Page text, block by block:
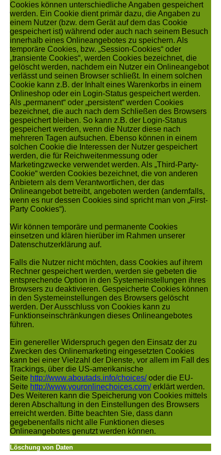
Cookies können unterschiedliche Angaben gespeichert
werden. Ein Cookie dient primär dazu, die Angaben zu
einem Nutzer (bzw. dem Gerät auf dem das Cookie
gespeichert ist) während oder auch nach seinem Besuch
innerhalb eines Onlineangebotes zu speichern. Als
temporäre Cookies, bzw. „Session-Cookies“ oder
„transiente Cookies“, werden Cookies bezeichnet, die
gelöscht werden, nachdem ein Nutzer ein Onlineangebot
verlässt und seinen Browser schließt. In einem solchen
Cookie kann z.B. der Inhalt eines Warenkorbs in einem
Onlineshop oder ein Login-Status gespeichert werden.
Als „permanent“ oder „persistent“ werden Cookies
bezeichnet, die auch nach dem Schließen des Browsers
gespeichert bleiben. So kann z.B. der Login-Status
gespeichert werden, wenn die Nutzer diese nach
mehreren Tagen aufsuchen. Ebenso können in einem
solchen Cookie die Interessen der Nutzer gespeichert
werden, die für Reichweitenmessung oder
Marketingzwecke verwendet werden. Als „Third-Party-
Cookie“ werden Cookies bezeichnet, die von anderen
Anbietern als dem Verantwortlichen, der das
Onlineangebot betreibt, angeboten werden (andernfalls,
wenn es nur dessen Cookies sind spricht man von „First-
Party Cookies“).
Wir können temporäre und permanente Cookies
einsetzen und klären hierüber im Rahmen unserer
Datenschutzerklärung auf.
Falls die Nutzer nicht möchten, dass Cookies auf ihrem
Rechner gespeichert werden, werden sie gebeten die
entsprechende Option in den Systemeinstellungen ihres
Browsers zu deaktivieren. Gespeicherte Cookies können
in den Systemeinstellungen des Browsers gelöscht
werden. Der Ausschluss von Cookies kann zu
Funktionseinschränkungen dieses Onlineangebotes
führen.
Ein genereller Widerspruch gegen den Einsatz der zu
Zwecken des Onlinemarketing eingesetzten Cookies
kann bei einer Vielzahl der Dienste, vor allem im Fall des
Trackings, über die US-amerikanische
Seite http://www.aboutads.info/choices/oder die EU-
Seite http://www.youronlinechoices.com/erklärt werden.
Des Weiteren kann die Speicherung von Cookies mittels
deren Abschaltung in den Einstellungen des Browsers
erreicht werden. Bitte beachten Sie, dass dann
gegebenenfalls nicht alle Funktionen dieses
Onlineangebotes genutzt werden können.
Löschung von Daten